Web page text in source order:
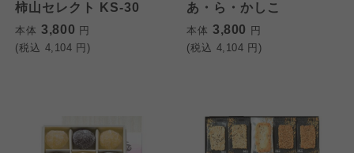
柿山セレクト KS-30
本体 3,800 円
(税込 4,104 円)
あ・ら・かしこ
本体 3,800 円
(税込 4,104 円)